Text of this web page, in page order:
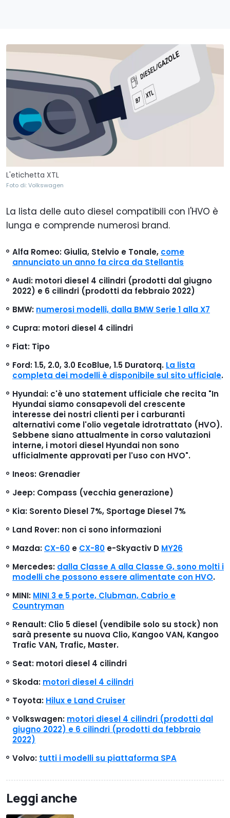
L'etichetta XTL
Foto di: Volkswagen
La lista delle auto diesel compatibili con l'HVO è
lunga e comprende numerosi brand.
Alfa Romeo: Giulia, Stelvio e Tonale, come
annunciato un anno fa circa da Stellantis
Audi: motori diesel 4 cilindri (prodotti dal giugno
2022) e 6 cilindri (prodotti da febbraio 2022)
BMW: numerosi modelli, dalla BMW Serie 1 alla X7
Cupra: motori diesel 4 cilindri
Fiat: Tipo
Ford: 1.5, 2.0, 3.0 EcoBlue, 1.5 Duratorq. La lista
completa dei modelli è disponibile sul sito ufficiale.
Hyundai: c'è uno statement ufficiale che recita "In
Hyundai siamo consapevoli del crescente
interesse dei nostri clienti per i carburanti
alternativi come l'olio vegetale idrotrattato (HVO).
Sebbene siano attualmente in corso valutazioni
interne, i motori diesel Hyundai non sono
ufficialmente approvati per l'uso con HVO".
Ineos: Grenadier
Jeep: Compass (vecchia generazione)
Kia: Sorento Diesel 7%, Sportage Diesel 7%
Land Rover: non ci sono informazioni
Mazda: CX-60 e CX-80 e-Skyactiv D MY26
Mercedes: dalla Classe A alla Classe G, sono molti i
modelli che possono essere alimentate con HVO.
MINI: MINI 3 e 5 porte, Clubman, Cabrio e
Countryman
Renault: Clio 5 diesel (vendibile solo su stock) non
sarà presente su nuova Clio, Kangoo VAN, Kangoo
Trafic VAN, Trafic, Master.
Seat: motori diesel 4 cilindri
Skoda: motori diesel 4 cilindri
Toyota: Hilux e Land Cruiser
Volkswagen: motori diesel 4 cilindri (prodotti dal
giugno 2022) e 6 cilindri (prodotti da febbraio
2022)
Volvo: tutti i modelli su piattaforma SPA
Leggi anche